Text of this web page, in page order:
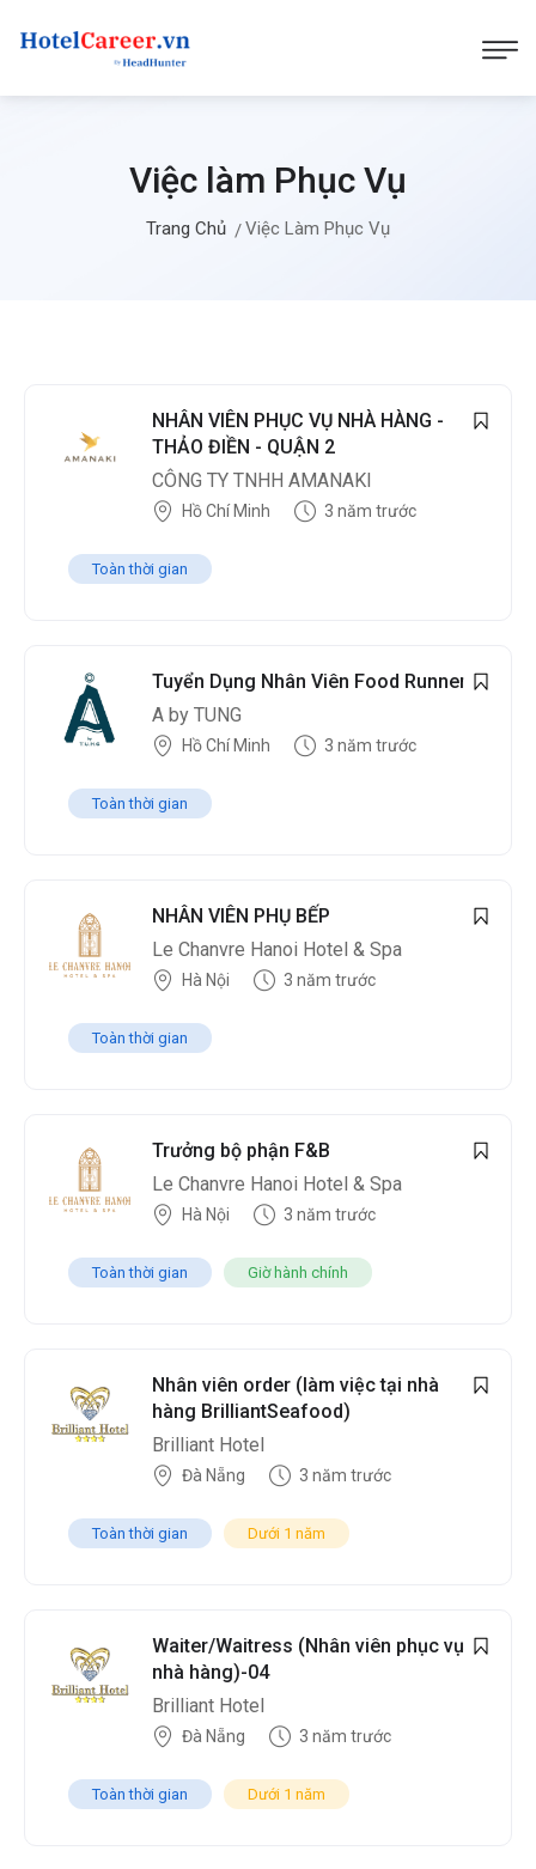
Việc làm Phục Vụ
Trang Chủ Việc Làm Phục Vụ
NHÂN VIÊN PHỤC VỤ NHÀ HÀNG -
THẢO ĐIỀN - QUẬN 2
CÔNG TY TNHH AMANAKI
Hồ Chí Minh 3 năm trước
Toàn thời gian
Tuyển Dụng Nhân Viên Food Runner
A by TUNG
Hồ Chí Minh 3 năm trước
Toàn thời gian
NHÂN VIÊN PHỤ BẾP
Le Chanvre Hanoi Hotel & Spa
Hà Nội 3 năm trước
Toàn thời gian
Trưởng bộ phận F&B
Le Chanvre Hanoi Hotel & Spa
Hà Nội 3 năm trước
Toàn thời gian Giờ hành chính
Nhân viên order (làm việc tại nhà
hàng BrilliantSeafood)
Brilliant Hotel
Đà Nẵng 3 năm trước
Toàn thời gian Dưới 1 năm
Waiter/Waitress (Nhân viên phục vụ
nhà hàng)-04
Brilliant Hotel
Đà Nẵng 3 năm trước
Toàn thời gian Dưới 1 năm